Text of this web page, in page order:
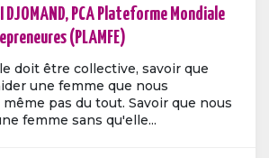
DJOMAND, PCA Plateforme Mondiale
(PLAMFE)
doit être collective, savoir que
une femme que nous
pas du tout. Savoir que nous
femme sans qu'elle...